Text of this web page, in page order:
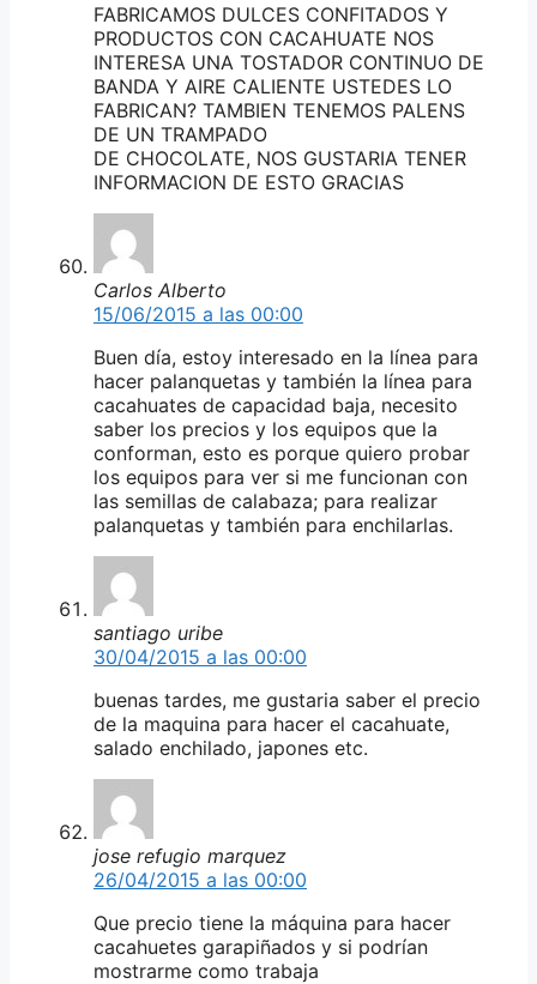
FABRICAMOS DULCES CONFITADOS Y
PRODUCTOS CON CACAHUATE NOS
INTERESA UNA TOSTADOR CONTINUO DE
BANDA Y AIRE CALIENTE USTEDES LO
FABRICAN? TAMBIEN TENEMOS PALENS
DE UN TRAMPADO
DE CHOCOLATE, NOS GUSTARIA TENER
INFORMACION DE ESTO GRACIAS
Carlos Alberto
15/06/2015 a las 00:00
Buen día, estoy interesado en la línea para
hacer palanquetas y también la línea para
cacahuates de capacidad baja, necesito
saber los precios y los equipos que la
conforman, esto es porque quiero probar
los equipos para ver si me funcionan con
las semillas de calabaza; para realizar
palanquetas y también para enchilarlas.
santiago uribe
30/04/2015 a las 00:00
buenas tardes, me gustaria saber el precio
de la maquina para hacer el cacahuate,
salado enchilado, japones etc.
jose refugio marquez
26/04/2015 a las 00:00
Que precio tiene la máquina para hacer
cacahuetes garapiñados y si podrían
mostrarme como trabaja